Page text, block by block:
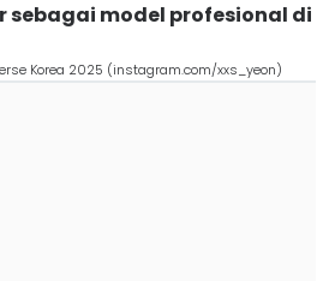
sebagai model profesional di
Korea 2025 (instagram.com/xxs_yeon)